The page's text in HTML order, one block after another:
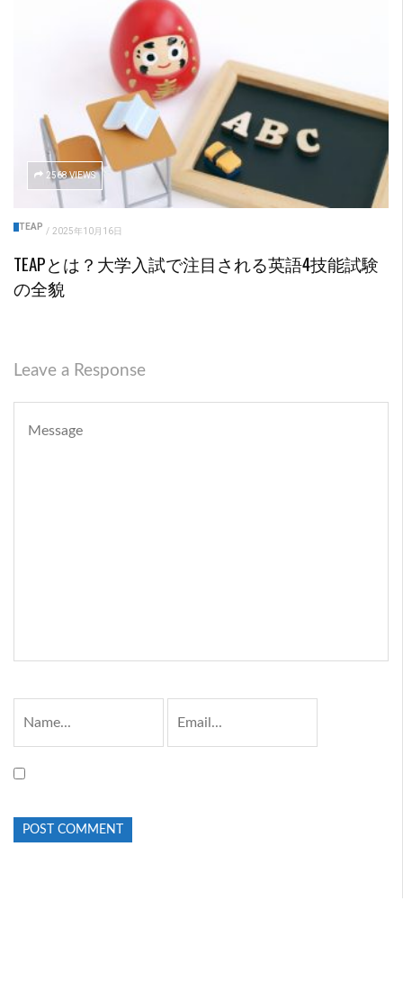
2568 VIEWS
TEAP / 2025年10月16日
TEAPとは？大学入試で注目される英語4技能試験
の全貌
Leave a Response